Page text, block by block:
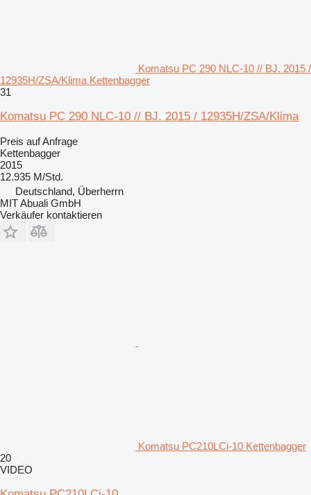
Komatsu PC 290 NLC-10 // BJ. 2015 /
12935H/ZSA/Klima Kettenbagger
31
Komatsu PC 290 NLC-10 // BJ. 2015 / 12935H/ZSA/Klima
Preis auf Anfrage
Kettenbagger
2015
12.935 M/Std.
Deutschland, Überherrn
MIT Abuali GmbH
Verkäufer kontaktieren
Komatsu PC210LCi-10 Kettenbagger
20
VIDEO